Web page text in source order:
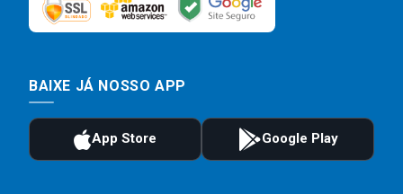
BAIXE JÁ NOSSO APP